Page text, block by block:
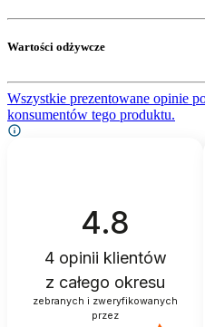
Wartości odżywcze
Wszystkie prezentowane opinie
konsumentów tego produktu.
4.8
4opinii klientów
z całego okresu
zebranych i zweryfikowanych
przez